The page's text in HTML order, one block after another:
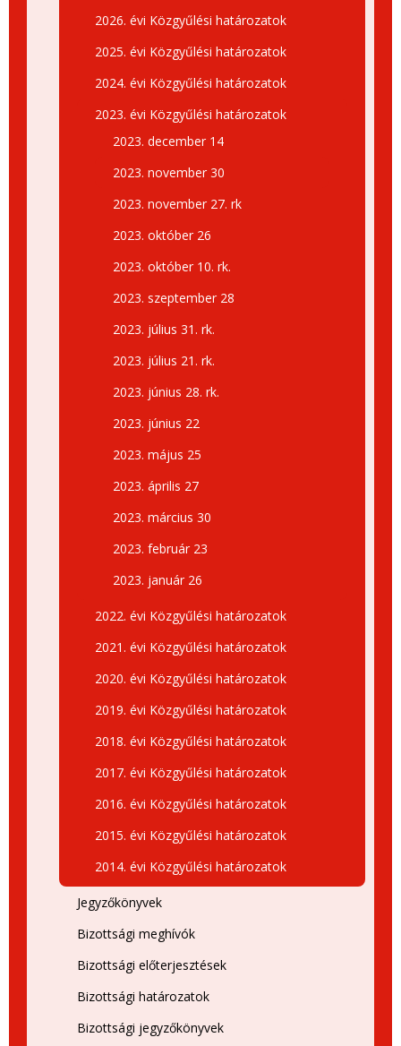
2026. évi Közgyűlési határozatok
2025. évi Közgyűlési határozatok
2024. évi Közgyűlési határozatok
2023. évi Közgyűlési határozatok
2023. december 14
2023. november 30
2023. november 27. rk
2023. október 26
2023. október 10. rk.
2023. szeptember 28
2023. július 31. rk.
2023. július 21. rk.
2023. június 28. rk.
2023. június 22
2023. május 25
2023. április 27
2023. március 30
2023. február 23
2023. január 26
2022. évi Közgyűlési határozatok
2021. évi Közgyűlési határozatok
2020. évi Közgyűlési határozatok
2019. évi Közgyűlési határozatok
2018. évi Közgyűlési határozatok
2017. évi Közgyűlési határozatok
2016. évi Közgyűlési határozatok
2015. évi Közgyűlési határozatok
2014. évi Közgyűlési határozatok
Jegyzőkönyvek
Bizottsági meghívók
Bizottsági előterjesztések
Bizottsági határozatok
Bizottsági jegyzőkönyvek